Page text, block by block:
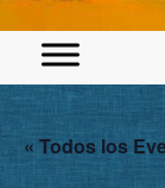
« Todos los